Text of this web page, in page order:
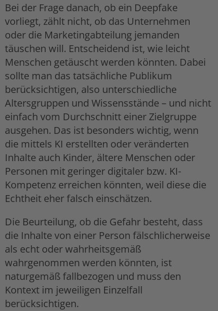
Bei der Frage danach, ob ein Deepfake
vorliegt, zählt nicht, ob das Unternehmen
oder die Marketingabteilung jemanden
täuschen will. Entscheidend ist, wie leicht
Menschen getäuscht werden könnten. Dabei
sollte man das tatsächliche Publikum
berücksichtigen, also unterschiedliche
Altersgruppen und Wissensstände – und nicht
einfach vom Durchschnitt einer Zielgruppe
ausgehen. Das ist besonders wichtig, wenn
die mittels KI erstellten oder veränderten
Inhalte auch Kinder, ältere Menschen oder
Personen mit geringer digitaler bzw. KI-
Kompetenz erreichen könnten, weil diese die
Echtheit eher falsch einschätzen.
Die Beurteilung, ob die Gefahr besteht, dass
die Inhalte von einer Person fälschlicherweise
als echt oder wahrheitsgemäß
wahrgenommen werden könnten, ist
naturgemäß fallbezogen und muss den
Kontext im jeweiligen Einzelfall
berücksichtigen.